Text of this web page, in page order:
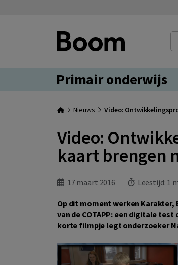
Primair onderwijs
Nieuws Video:
Video:
kaart brengen
17 maart 2016 Leestijd: 1
Op dit moment werken
van de COTAPP: een digitale
korte filmpje legt onderzoeker